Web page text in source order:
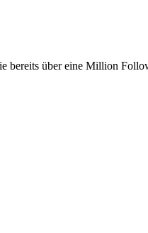
bereits über eine Million